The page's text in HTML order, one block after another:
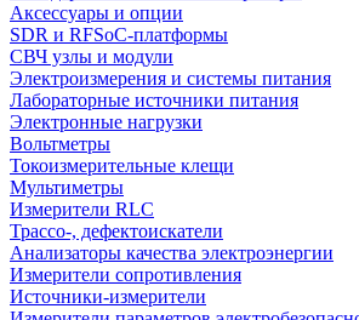
Аксессуары и опции
SDR и RFSoC‑платформы
СВЧ узлы и модули
Электроизмерения и системы питания
Лабораторные источники питания
Электронные нагрузки
Вольтметры
Токоизмерительные клещи
Мультиметры
Измерители RLC
Трассо-, дефектоискатели
Анализаторы качества электроэнергии
Измерители сопротивления
Источники-измерители